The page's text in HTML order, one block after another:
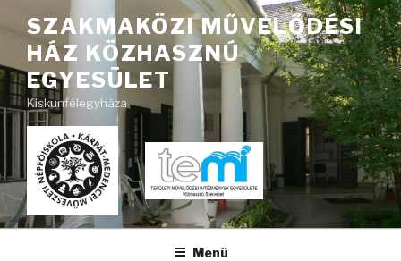
Tartalomhoz
SZAKMAKÖZI MŰVELŐDÉSI
HÁZ KÖZHASZNÚ
EGYESÜLET
Kiskunfélegyháza
Menü